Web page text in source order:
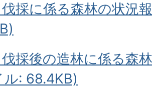
採に係る森林の状況
採後の造林に係る森
ル: 68.4KB)